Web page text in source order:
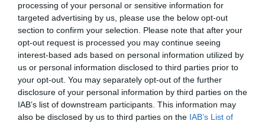
processing of your personal or sensitive information for
targeted advertising by us, please use the below opt-out
section to confirm your selection. Please note that after your
opt-out request is processed you may continue seeing
interest-based ads based on personal information utilized by
us or personal information disclosed to third parties prior to
your opt-out. You may separately opt-out of the further
disclosure of your personal information by third parties on the
IAB’s list of downstream participants. This information may
also be disclosed by us to third parties on the IAB’s List of
búvárja
ogató
egyesületnél
Ez is érdekelheti